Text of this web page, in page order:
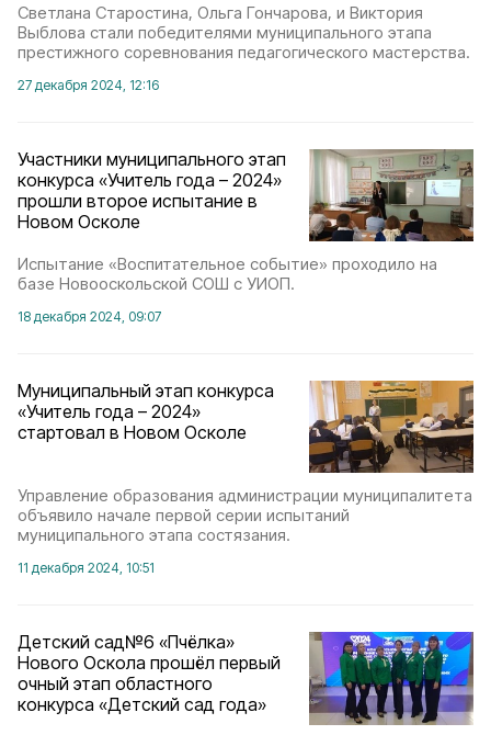
Светлана Старостина, Ольга Гончарова, и Виктория
Выблова стали победителями муниципального этапа
престижного соревнования педагогического мастерства.
27 декабря 2024, 12:16
Участники муниципального этап
конкурса «Учитель года – 2024»
прошли второе испытание в
Новом Осколе
Испытание «Воспитательное событие» проходило на
базе Новооскольской СОШ с УИОП.
18 декабря 2024, 09:07
Муниципальный этап конкурса
«Учитель года – 2024»
стартовал в Новом Осколе
Управление образования администрации муниципалитета
объявило начале первой серии испытаний
муниципального этапа состязания.
11 декабря 2024, 10:51
Детский сад№6 «Пчёлка»
Нового Оскола прошёл первый
очный этап областного
конкурса «Детский сад года»